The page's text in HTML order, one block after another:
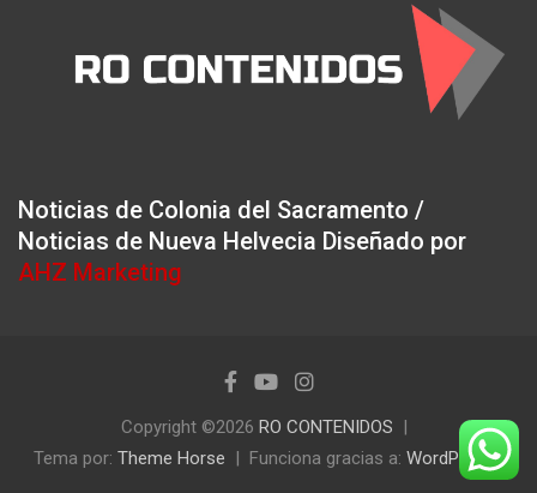
Noticias de Colonia del Sacramento /
Noticias de Nueva Helvecia Diseñado por
AHZ Marketing
Copyright ©2026 RO CONTENIDOS
Tema por: Theme Horse Funciona gracias a: WordPress